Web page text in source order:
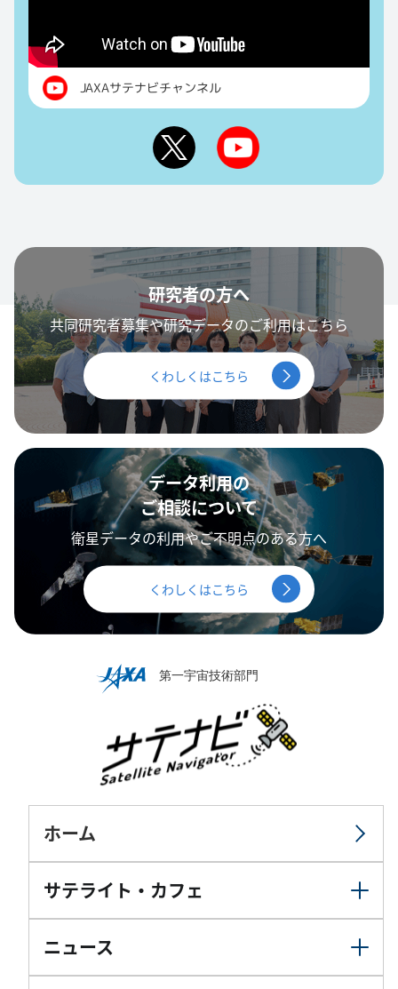
JAXAサテナビチャンネル
研究者の方へ
共同研究者募集や研究データのご利用はこちら
くわしくはこちら
データ利用の
ご相談について
衛星データの利用やご不明点のある方へ
くわしくはこちら
ホーム
サテライト・カフェ
ニュース